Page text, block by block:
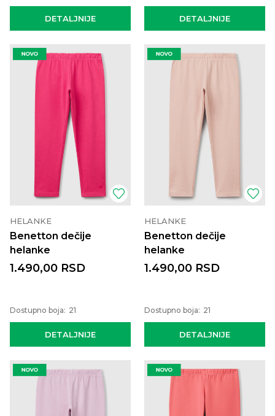
DETALJNIJE DETALJNIJE
HELANKE
Benetton dečije
helanke
DETALJNIJE
1.490,00 RSD
Dostupno boja: 21
HELANKE
Benetton dečije
helanke
DETALJNIJE
1.490,00 RSD
Dostupno boja: 21